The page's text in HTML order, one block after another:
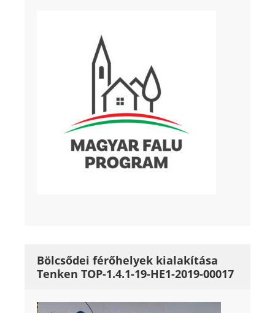
Bölcsődei férőhelyek kialakítása
Tenken TOP-1.4.1-19-HE1-2019-00017